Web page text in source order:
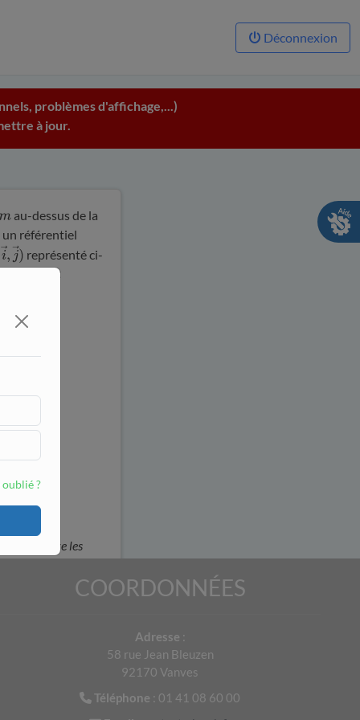
Déconnexion
problèmes d'affichage,...)
à jour.
oublié ?
au-dessus de la
référentiel
→ j→)
représenté ci-
dont
pour faire les
COORDONNÉES
Adresse :
58 rue Jean Bleuzen
92170 Vanves
Téléphone : 01 41 08 60 00